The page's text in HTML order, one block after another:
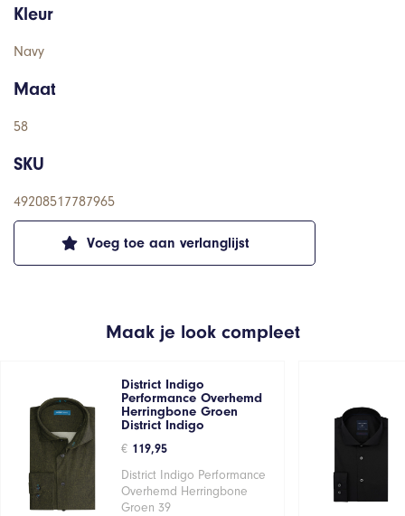
Voeg toe aan verlanglijst
Kleur
Navy
Maat
58
SKU
49208517787965
Maak je look compleet
District Indigo
Performance Overhemd
Herringbone Groen
District Indigo
€ 119,95
District Indigo Performance
Overhemd Herringbone
Groen 39